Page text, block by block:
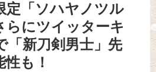
定「ソハヤノツル
らにツイッターキ
「新刀剣男士」先
も！